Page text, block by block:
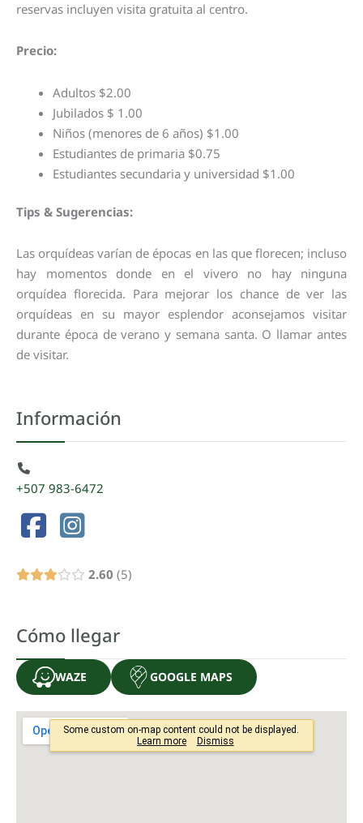
reservas incluyen visita gratuita al centro.
Precio:
Adultos $2.00
Jubilados $ 1.00
Niños (menores de 6 años) $1.00
Estudiantes de primaria $0.75
Estudiantes secundaria y universidad $1.00
Tips & Sugerencias:
Las orquídeas varían de épocas en las que florecen; incluso
hay momentos donde en el vivero no hay ninguna
orquídea florecida. Para mejorar los chance de ver las
orquídeas en su mayor esplendor aconsejamos visitar
durante época de verano y semana santa. O llamar antes
de visitar.
Información
+507 983-6472
2.60 5
Cómo llegar
WAZE GOOGLE MAPS